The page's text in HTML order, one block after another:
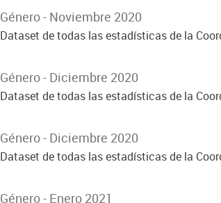
Género - Noviembre 2020
Dataset de todas las estadísticas de la
Género - Diciembre 2020
Dataset de todas las estadísticas de la
Género - Diciembre 2020
Dataset de todas las estadísticas de la
Género - Enero 2021